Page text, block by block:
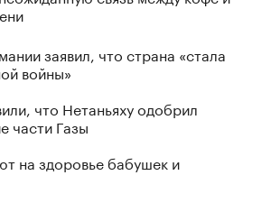
заявил, что страна «стала
войны»
что Нетаньяху одобрил
части Газы
на здоровье бабушек и